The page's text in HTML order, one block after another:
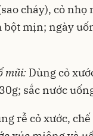
cháy), cỏ nhọ
bột mịn; ngày
mũi: Dùng cỏ
sắc nước
rễ cỏ xước,